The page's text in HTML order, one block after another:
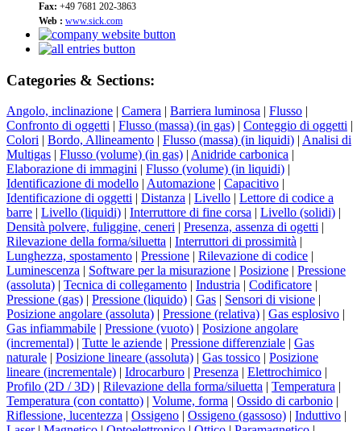
Fax: +49 7681 202-3863
Web : www.sick.com
Categories & Sections:
Angolo, inclinazione | Camera | Barriera luminosa | Flusso |
Confronto di oggetti | Flusso (massa) (in gas) | Conteggio di oggetti |
Colori | Bordo, Allineamento | Flusso (massa) (in liquidi) | Analisi di
Multigas | Flusso (volume) (in gas) | Anidride carbonica |
Elaborazione di immagini | Flusso (volume) (in liquidi) |
Identificazione di modello | Automazione | Capacitivo |
Identificazione di oggetti | Distanza | Livello | Lettore di codice a
barre | Livello (liquidi) | Interruttore di fine corsa | Livello (solidi) |
Densità polvere, fuliggine, ceneri | Presenza, assenza di ogetti |
Rilevazione della forma/siluetta | Interruttori di prossimità |
Lunghezza, spostamento | Pressione | Rilevazione di codice |
Luminescenza | Software per la misurazione | Posizione | Pressione
(assoluta) | Tecnica di collegamento | Industria | Codificatore |
Pressione (gas) | Pressione (liquido) | Gas | Sensori di visione |
Posizione angolare (assoluta) | Pressione (relativa) | Gas esplosivo |
Gas infiammabile | Pressione (vuoto) | Posizione angolare
(incremental) | Tutte le aziende | Pressione differenziale | Gas
naturale | Posizione lineare (assoluta) | Gas tossico | Posizione
lineare (incrementale) | Idrocarburo | Presenza | Elettrochimico |
Profilo (2D / 3D) | Rilevazione della forma/siluetta | Temperatura |
Temperatura (con contatto) | Volume, forma | Ossido di carbonio |
Riflessione, lucentezza | Ossigeno | Ossigeno (gassoso) | Induttivo |